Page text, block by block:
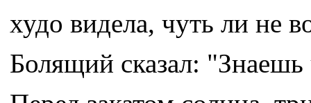
худо видела, чуть ли не
Болящий сказал: